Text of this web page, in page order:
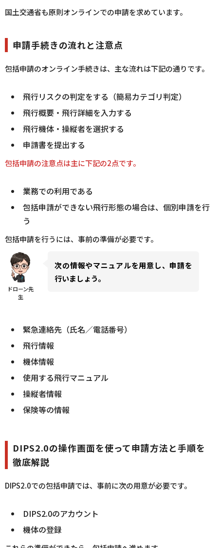
国土交通省も原則オンラインでの申請を求めています。
申請手続きの流れと注意点
包括申請のオンライン手続きは、主な流れは下記の通りです。
飛行リスクの判定をする（簡易カテゴリ判定）
飛行概要・飛行詳細を入力する
飛行機体・操縦者を選択する
申請書を提出する
包括申請の注意点は主に下記の2点です。
業務での利用である
包括申請ができない飛行形態の場合は、個別申請を行
う
包括申請を行うには、事前の準備が必要です。
ドローン先
生
次の情報やマニュアルを用意し、申請を
行いましょう。
緊急連絡先（氏名／電話番号）
飛行情報
機体情報
使用する飛行マニュアル
操縦者情報
保険等の情報
DIPS2.0の操作画面を使って申請方法と手順を
徹底解説
DIPS2.0での包括申請では、事前に次の用意が必要です。
DIPS2.0のアカウント
機体の登録